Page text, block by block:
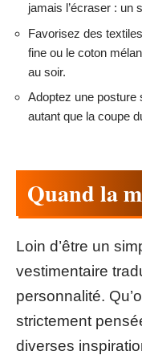
jamais l’écraser : un
Favorisez des
fine ou le coton
au soir.
Adoptez une posture
autant que la coupe
Quand la
Loin d’être un
vestimentaire
personnalité.
strictement
diverses